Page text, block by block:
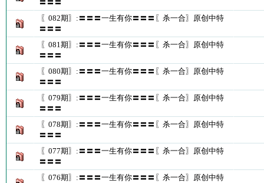
〓〓〓
〖082期〗:〓〓〓一生有你〓〓〓〖杀一合〗原创中特
〓〓〓
〖081期〗:〓〓〓一生有你〓〓〓〖杀一合〗原创中特
〓〓〓
〖080期〗:〓〓〓一生有你〓〓〓〖杀一合〗原创中特
〓〓〓
〖079期〗:〓〓〓一生有你〓〓〓〖杀一合〗原创中特
〓〓〓
〖078期〗:〓〓〓一生有你〓〓〓〖杀一合〗原创中特
〓〓〓
〖077期〗:〓〓〓一生有你〓〓〓〖杀一合〗原创中特
〓〓〓
〖076期〗:〓〓〓一生有你〓〓〓〖杀一合〗原创中特